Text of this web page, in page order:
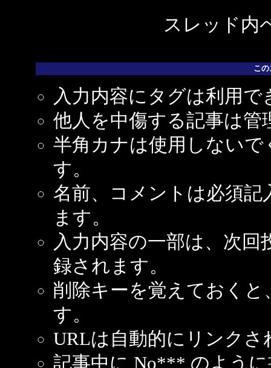
スレッド内
こ
入力内容にタグは利用で
他人を中傷する記事は管
半角カナは使用しない
す。
名前、コメントは必須
ます。
入力内容の一部は、次
録されます。
削除キーを覚えておく
す。
URLは自動的にリンクさ
記事中に No*** のよう